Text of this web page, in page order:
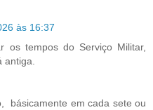
às 16:37
os tempos do Serviço Militar,
básicamente em cada sete ou